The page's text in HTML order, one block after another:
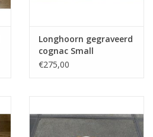
Longhoorn gegraveerd
cognac Small
€275,00